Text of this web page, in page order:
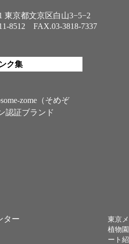
東京都文京区白山3−5−2
8512 FAX.03-3818-7337
ク集
zome（そめぞ
認証ブランド
ター
東京
植物
ート